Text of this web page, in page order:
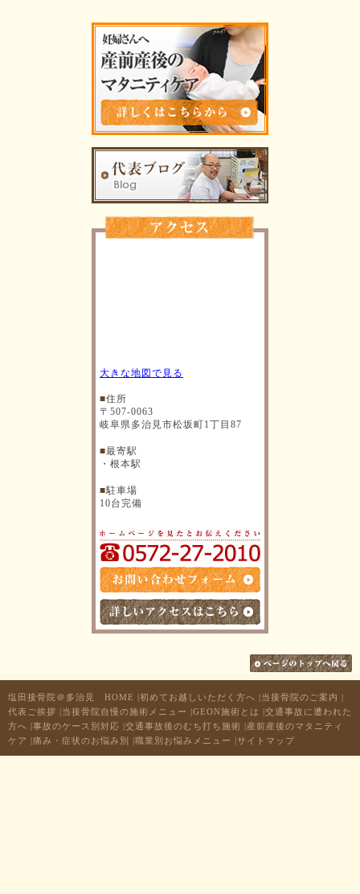
大きな地図で見る
■住所
〒507-0063
岐阜県多治見市松坂町1丁目87
■最寄駅
・根本駅
■駐車場
10台完備
塩田接骨院＠多治見 HOME |初めてお越しいただく方へ |当接骨院のご案内 |
代表ご挨拶 |当接骨院自慢の施術メニュー |GEON施術とは |交通事故に遭われた
方へ |事故のケース別対応 |交通事故後のむち打ち施術 |産前産後のマタニティ
ケア |痛み・症状のお悩み別 |職業別お悩みメニュー |サイトマップ